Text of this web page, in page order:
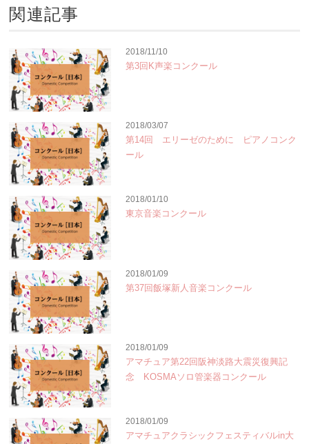
関連記事
2018/11/10
第3回K声楽コンクール
2018/03/07
第14回 エリーゼのために ピアノコンク
ール
2018/01/10
東京音楽コンクール
2018/01/09
第37回飯塚新人音楽コンクール
2018/01/09
アマチュア第22回阪神淡路大震災復興記
念 KOSMAソロ管楽器コンクール
2018/01/09
アマチュアクラシックフェスティバルin大